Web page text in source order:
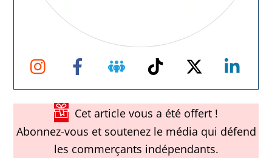
Instagram Facebook Groupe
Facebook
TikTok Twitter
Cet article vous a été offert !
Abonnez-vous et soutenez le média qui défend
les commerçants indépendants.